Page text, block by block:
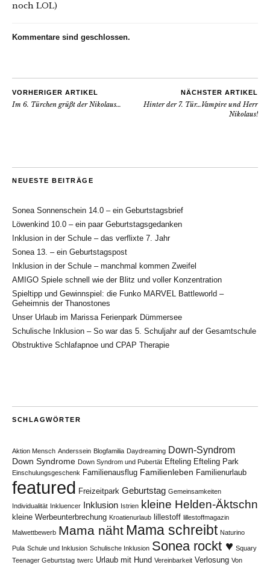
noch LOL)
Kommentare sind geschlossen.
VORHERIGER ARTIKEL
Im 6. Türchen grüßt der Nikolaus…
NÄCHSTER ARTIKEL
Hinter der 7. Tür…Vampire und Herr
Nikolaus!
NEUESTE BEITRÄGE
Sonea Sonnenschein 14.0 – ein Geburtstagsbrief
Löwenkind 10.0 – ein paar Geburtstagsgedanken
Inklusion in der Schule – das verflixte 7. Jahr
Sonea 13. – ein Geburtstagspost
Inklusion in der Schule – manchmal kommen Zweifel
AMIGO Spiele schnell wie der Blitz und voller Konzentration
Spieltipp und Gewinnspiel: die Funko MARVEL Battleworld –
Geheimnis der Thanostones
Unser Urlaub im Marissa Ferienpark Dümmersee
Schulische Inklusion – So war das 5. Schuljahr auf der Gesamtschule
Obstruktive Schlafapnoe und CPAP Therapie
SCHLAGWÖRTER
Aktion Mensch Anderssein Blogfamilia Daydreaming Down-Syndrom
Down Syndrome Down Syndrom und Pubertät Efteling Efteling Park
Einschulungsgeschenk Familienausflug Familienleben Familienurlaub
featured Freizeitpark Geburtstag Gemeinsamkeiten
Individualität Inkluencer Inklusion Istrien kleine Helden-Äktschn
kleine Werbeunterbrechung Kroatienurlaub lillestoff lillestoffmagazin
Malwettbewerb Mama näht Mama schreibt Naturino
Pula Schule und Inklusion Schulische Inklusion Sonea rockt ♥ Squary
Teenager Geburtstag twerc Urlaub mit Hund Vereinbarkeit Verlosung Von